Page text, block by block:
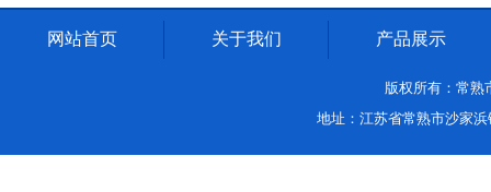
网站首页 关于我们 产品展示
版权所有：常
地址：江苏省常熟市沙家